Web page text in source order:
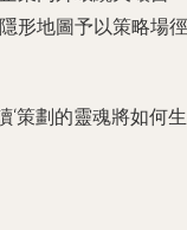
形地圖予以策略場徑
策劃的靈魂將如何生